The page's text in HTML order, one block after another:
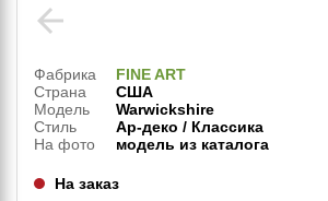
arrow_back
Фабрика
FINE ART
Страна
США
Модель
Warwickshire
Стиль
Ар-деко / Классика
На фото
модель из каталога
На заказ